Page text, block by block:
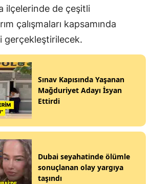
ilçelerinde de çeşitli
çalışmaları kapsamında
gerçekleştirilecek.
Sınav Kapısında Yaşanan
Mağduriyet Adayı İsyan
Ettirdi
Dubai seyahatinde ölümle
sonuçlanan olay yargıya
taşındı